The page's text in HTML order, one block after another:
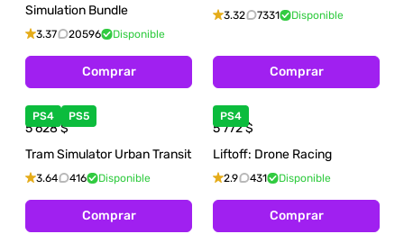
Simulation Bundle
3.37 20596 Disponible
Comprar
3.32 7331 Disponible
Comprar
PS4 PS5
5 628$
Tram Simulator Urban Transit
3.64 416 Disponible
Comprar
PS4
5 772$
Liftoff: Drone Racing
2.9 431 Disponible
Comprar